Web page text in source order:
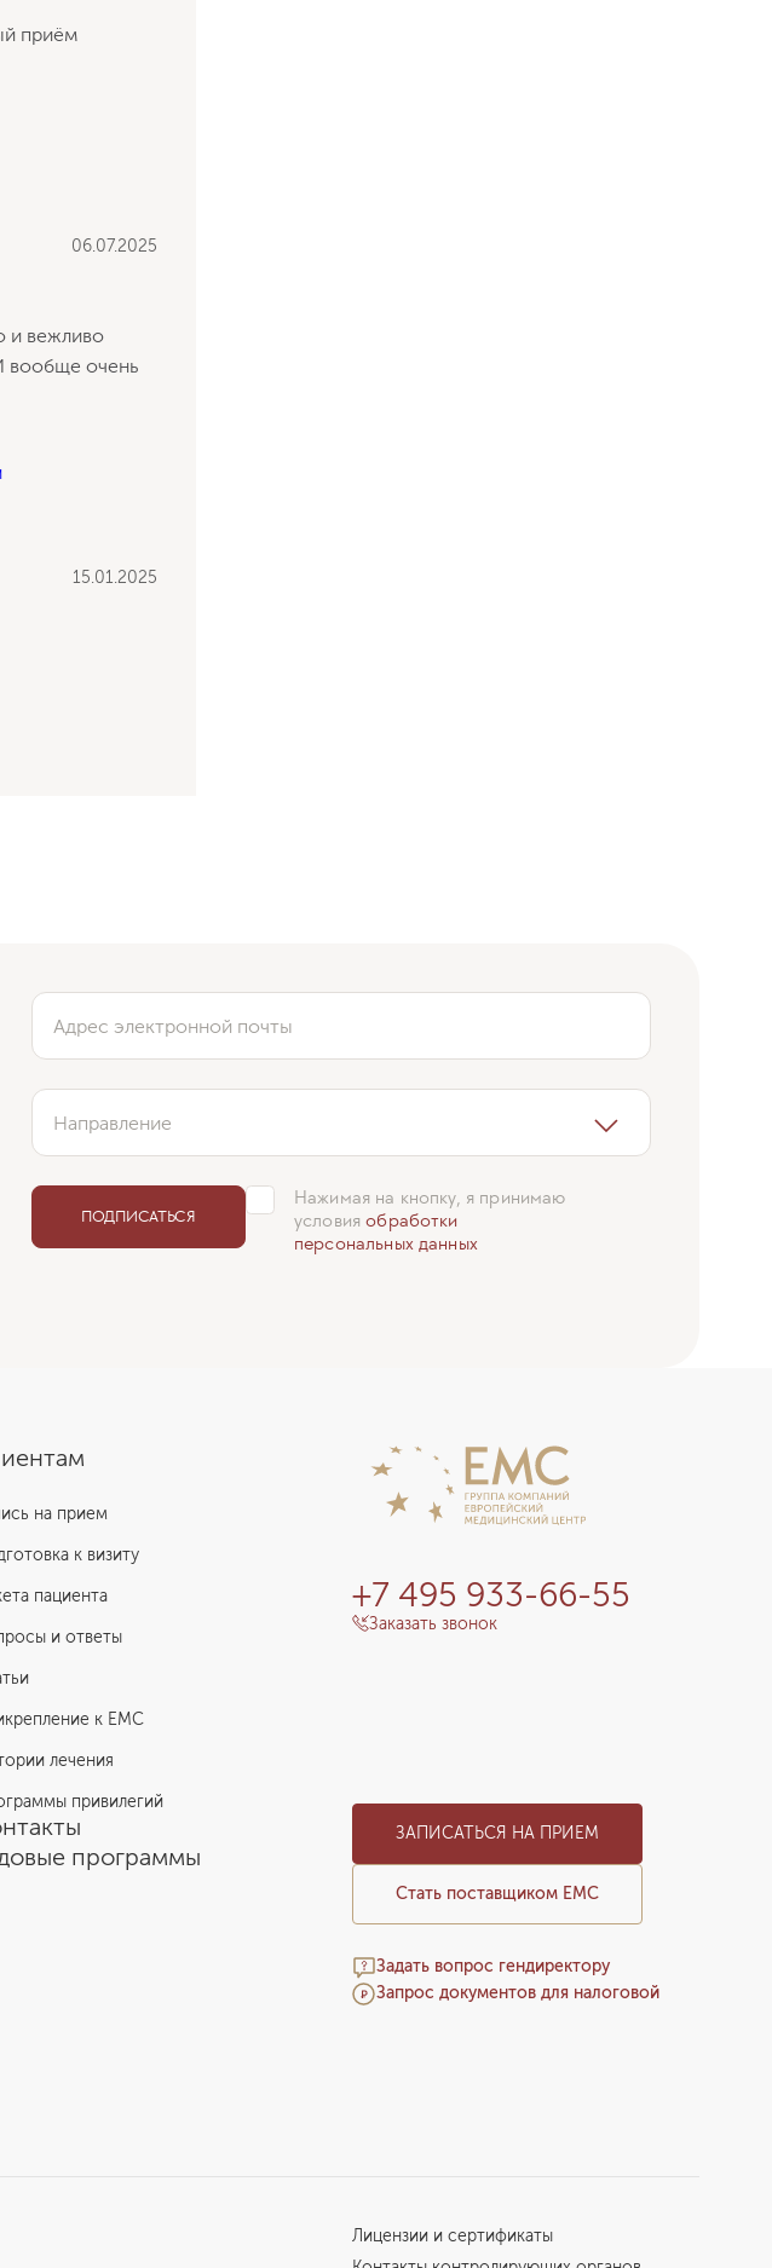
Отзыв мамы пациента
приём
06.07.2025
и вежливо
вообще очень
15.01.2025
Адрес электронной почты
Направление
Нажимая на кнопку, я принимаю
условияобработки
персональных данных
ПОДПИСАТЬСЯ
на прием
к визиту
пациента
и ответы
к EMC
лечения
привилегий
программы
+7 495 933-66-55
Заказать звонок
ЗАПИСАТЬСЯ НА ПРИЕМ
Стать поставщиком ЕМС
Задать вопрос гендиректору
Запрос документов для налоговой
Лицензии и сертификаты